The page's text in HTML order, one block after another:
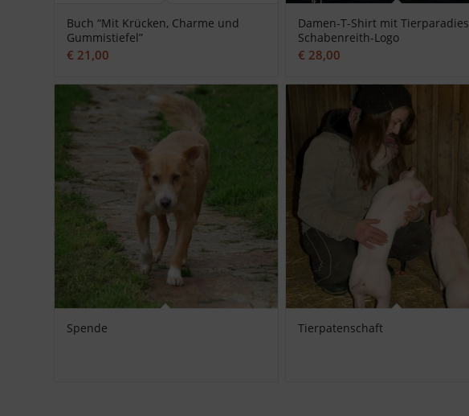
Buch “Mit Krücken, Charme und
Gummistiefel”
€ 21,00
Damen-T-Shirt mit Tierparadies
Schabenreith-Logo
€ 28,00
Spende Tierpatenschaft